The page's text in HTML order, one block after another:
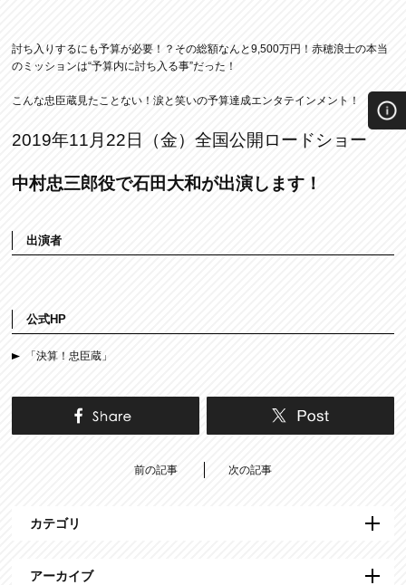
討ち入りするにも予算が必要！？その総額なんと9,500万円！赤穂浪士の本当
のミッションは“予算内に討ち入る事”だった！
こんな忠臣蔵見たことない！涙と笑いの予算達成エンタテインメント！
2019年11月22日（金）全国公開ロードショー
中村忠三郎役で石田大和が出演します！
出演者
公式HP
「決算！忠臣蔵」
前の記事 次の記事
カテゴリ
アーカイブ